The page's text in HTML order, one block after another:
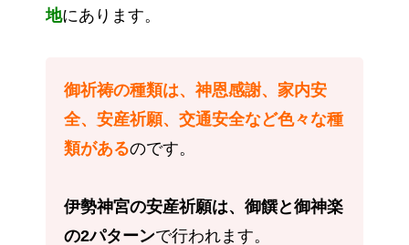
地にあります。
御祈祷の種類は、神恩感謝、家内安
全、安産祈願、交通安全など色々な種
類があるのです。
伊勢神宮の安産祈願は、御饌と御神楽
の2パターンで行われます。